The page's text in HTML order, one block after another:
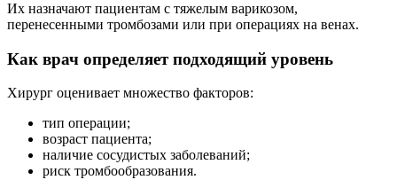
Их назначают пациентам с тяжелым варикозом,
перенесенными тромбозами или при операциях на венах.
Как врач определяет подходящий уровень
Хирург оценивает множество факторов:
тип операции;
возраст пациента;
наличие сосудистых заболеваний;
риск тромбообразования.